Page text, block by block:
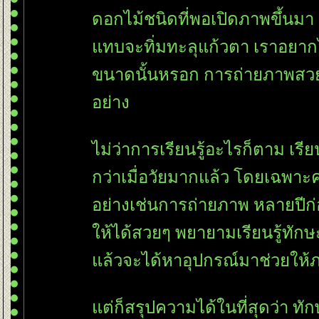
ดอกไม้ชนิดที่พอเปิดภาพขึ้นมา
ทบจะทิ่มทะลุแก้วตา เราอยา
ขนาดนั้นหรอก การถ่ายภาพส
อย่าง
ไม่ว่าการเรียนรู้อะไรก็ตาม เรี
กว่าเมื่อวัยมากแล้ว โดยเฉพ
อย่างเช่นการถ่ายภาพ หลายปี
ห้ได้สวยๆ พยายามเรียนรู้ทักษ
ล้วจะได้หาอุปกรณ์มาช่วยให้
ต่ก็สรุปความได้ในที่สุดว่า ทัก